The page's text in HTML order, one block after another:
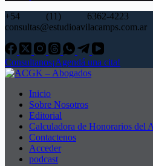
+54 (11) 6362-4223
consultas@estudioavilacamps.com.ar
Consultanos¡Agendá una cita!
Inicio
Sobre Nosotros
Editorial
Calculadora de Honorarios del
Contactenos
Acceder
podcast